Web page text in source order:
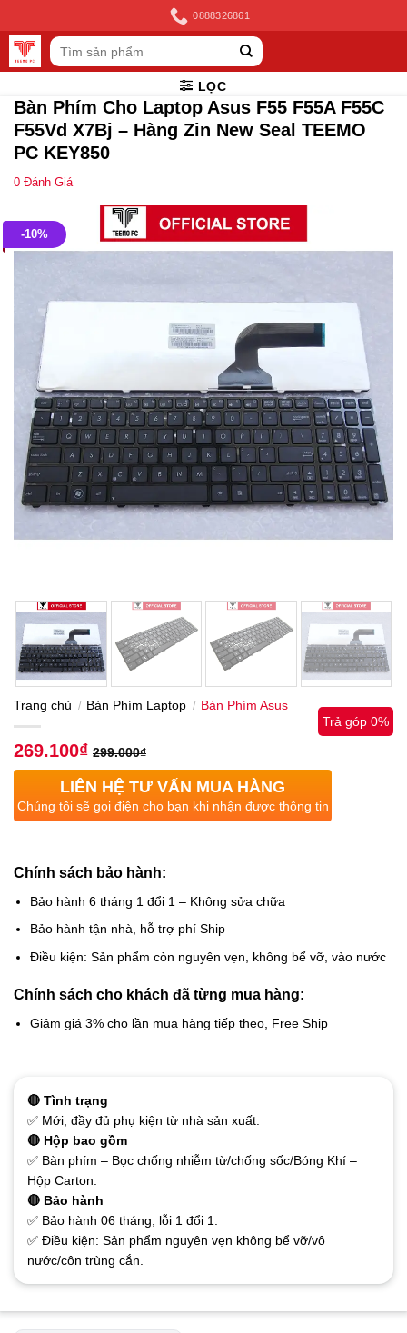
to
content
0888326861
Tìm
kiếm:
LỌC
Bàn Phím Cho Laptop Asus F55 F55A F55C
F55Vd X7Bj – Hàng Zin New Seal TEEMO
PC KEY850
0 Đánh Giá
-10%
Trang chủ / Bàn Phím Laptop / Bàn Phím Asus
269.100₫ 299.000₫
Trả góp 0%
LIÊN HỆ TƯ VẤN MUA HÀNG
Chúng tôi sẽ gọi điện cho bạn khi nhận được thông tin
Chính sách bảo hành:
Bảo hành 6 tháng 1 đổi 1 – Không sửa chữa
Bảo hành tận nhà, hỗ trợ phí Ship
Điều kiện: Sản phẩm còn nguyên vẹn, không bể vỡ, vào nước
Chính sách cho khách đã từng mua hàng:
Giảm giá 3% cho lần mua hàng tiếp theo, Free Ship
🔴 Tình trạng
✅ Mới, đầy đủ phụ kiện từ nhà sản xuất.
🔴 Hộp bao gồm
✅ Bàn phím – Bọc chống nhiễm từ/chống sốc/Bóng Khí –
Hộp Carton.
🔴 Bảo hành
✅ Bảo hành 06 tháng, lỗi 1 đổi 1.
✅ Điều kiện: Sản phẩm nguyên vẹn không bể vỡ/vô
nước/côn trùng cắn.